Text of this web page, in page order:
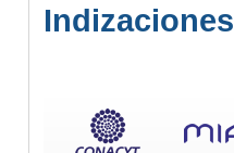
Indizaciones